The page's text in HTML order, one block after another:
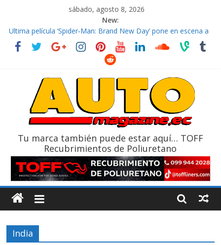
sábado, agosto 8, 2026
New:
El costo de tener un vehículo gana protagonismo a la hora de
decidir
Ultima película ‘Spider‑Man: Brand New Day’ pone en escena a
La Vuelta al Ecuador 2026, edición 47ª, recorre 7 provincias en 8
La FEDAK recibe 12 Sinotruk Bolden para cubrir las rutas de La
Tu marca también puede estar aquí… TOFF
Recubrimientos de Poliuretano
India